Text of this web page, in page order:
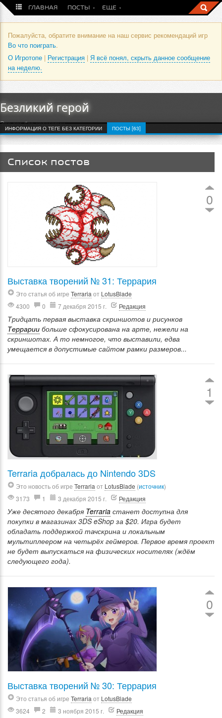
ГЛАВНАЯ ПОСТЫ ЕЩЕ
Пожалуйста, обратите внимание на наш сервис рекомендаций игр
Во что поиграть.
О Игротопе | Регистрация | Я всё понял, скрыть данное сообщение
на неделю.
Безликий герой
Это тег без категории
ИНФОРМАЦИЯ О ТЕГЕ БЕЗ КАТЕГОРИИ ПОСТЫ [63]
Список постов
0
Выставка творений № 31: Террария
Это статья об игре Terraria от LotusBlade
4300
0 7 декабря 2015 г. Редакция
Тридцать первая выставка скриншотов и рисунков
Террарии больше сфокусирована на арте, нежели на
скриншотах. А то немногое, что выставили, едва
умещается в допустимые сайтом рамки размеров...
1
Terraria добралась до Nintendo 3DS
Это новость об игре Terraria от LotusBlade (источник)
3173
1 3 декабря 2015 г. Редакция
Уже десятого декабря Terraria станет доступна для
покупки в магазинах 3DS eShop за $20. Игра будет
обладать поддержкой тачскрина и локальным
мультиплеером на четырёх геймеров. Первое время проект
не будет выпускаться на физических носителях (ждём
следующего года).
0
Выставка творений № 30: Террария
Это статья об игре Terraria от LotusBlade
3624
2 3 ноября 2015 г. Редакция